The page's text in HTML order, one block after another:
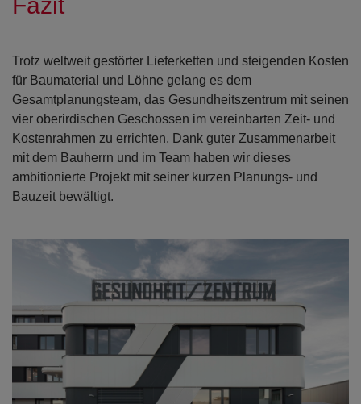
Trotz weltweit gestörter Lieferketten und steigenden Kosten
für Baumaterial und Löhne gelang es dem
Gesamtplanungsteam, das Gesundheitszentrum mit seinen
vier oberirdischen Geschossen im vereinbarten Zeit- und
Kostenrahmen zu errichten. Dank guter Zusammenarbeit
mit dem Bauherrn und im Team haben wir dieses
ambitionierte Projekt mit seiner kurzen Planungs- und
Bauzeit bewältigt.